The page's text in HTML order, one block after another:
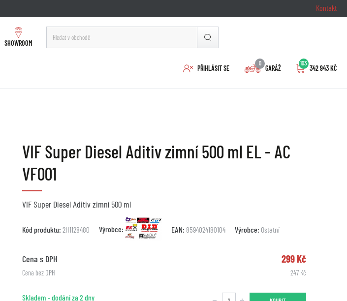
Kontakt
SHOWROOM
PŘIHLÁSIT SE
0
GARÁŽ
103
342 943 KČ
VIF Super Diesel Aditiv zimní 500 ml EL - AC
VF001
VIF Super Diesel Aditiv zimní 500 ml
Kód produktu: 2H1128480 Výrobce: EAN: 8594024180104 Výrobce: Ostatní
Cena s DPH 299 Kč
Cena bez DPH 247 Kč
Skladem - dodání za 2 dny